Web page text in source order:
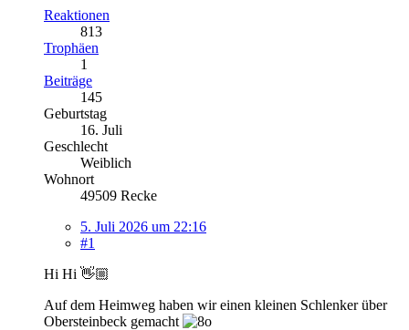
Reaktionen
813
Trophäen
1
Beiträge
145
Geburtstag
16. Juli
Geschlecht
Weiblich
Wohnort
49509 Recke
5. Juli 2026 um 22:16
#1
Hi Hi 👋🏼
Auf dem Heimweg haben wir einen kleinen Schlenker über
Obersteinbeck gemacht